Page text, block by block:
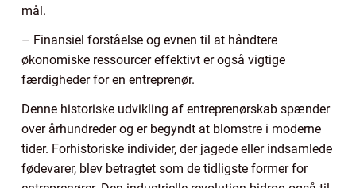
mål.
– Finansiel forståelse og evnen til at håndtere
økonomiske ressourcer effektivt er også vigtige
færdigheder for en entreprenør.
Denne historiske udvikling af entreprenørskab spænder
over århundreder og er begyndt at blomstre i moderne
tider. Forhistoriske individer, der jagede eller indsamlede
fødevarer, blev betragtet som de tidligste former for